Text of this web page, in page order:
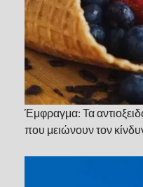
Έμφραγμα: Τα
που μειώνουν τον